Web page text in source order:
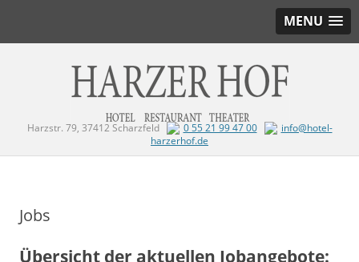
MENU
Harzstr. 79, 37412 Scharzfeld 0 55 21 99 47 00
info@hotel-
harzerhof.de
Jobs
Übersicht der aktuellen Jobangebote: